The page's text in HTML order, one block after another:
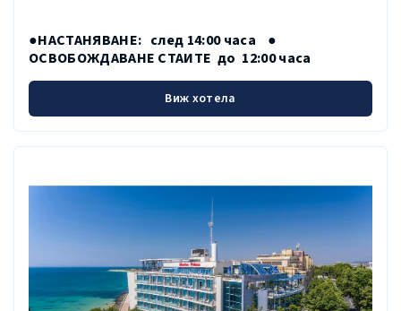
●НАСТАНЯВАНЕ: след 14:00 часа ●
ОСВОБОЖДАВАНЕ СТАИТЕ до 12:00 часа
Виж хотела